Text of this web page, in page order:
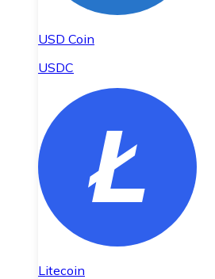
USD Coin
USDC
Litecoin